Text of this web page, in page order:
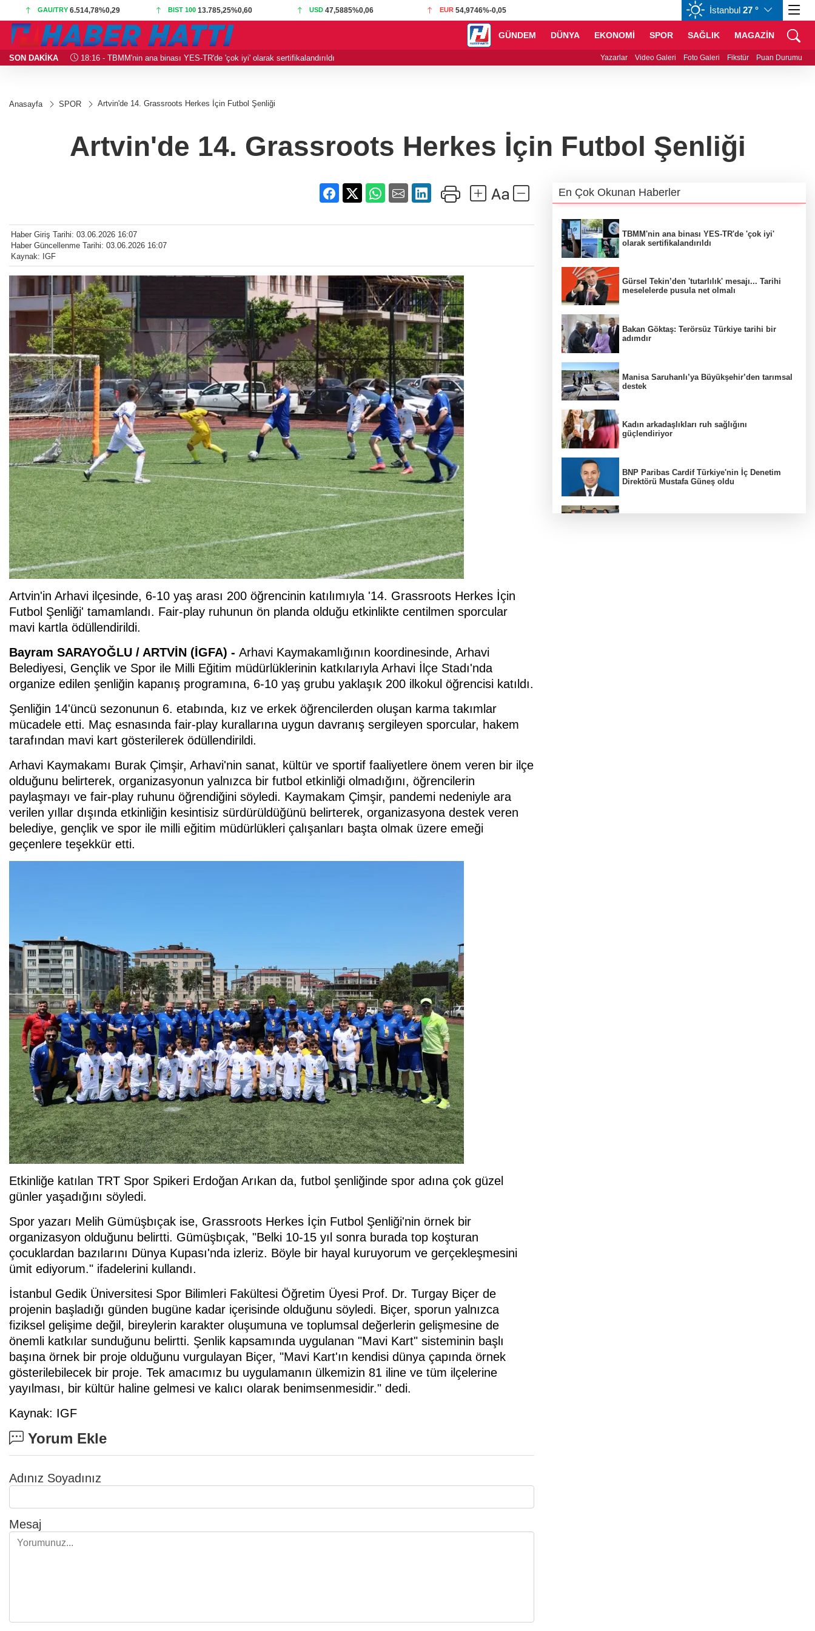
GAU/TRY 6.514,78%0,29 BIST 100 13.785,25%0,60 USD 47,5885%0,06 EUR 54,9746%-0,05 CHF 58,5999%-0,55
İstanbul 27 °
GÜNDEM DÜNYA EKONOMİ SPOR SAĞLIK MAGAZİN
SON DAKİKA 18:16 - TBMM'nin ana binası YES-TR'de 'çok iyi' olarak sertifikalandırıldı 18:02 - Gürsel Tekin’den 'tutarlılık' mesajı... Tarihi meselelerde pusula net olmalı
Yazarlar Video Galeri Foto Galeri Fikstür Puan Durumu
Anasayfa SPOR Artvin'de 14. Grassroots Herkes İçin Futbol Şenliği
Artvin'de 14. Grassroots Herkes İçin Futbol Şenliği
Haber Giriş Tarihi: 03.06.2026 16:07
Haber Güncellenme Tarihi: 03.06.2026 16:07
Kaynak: IGF
Artvin'in Arhavi ilçesinde, 6-10 yaş arası 200 öğrencinin katılımıyla '14. Grassroots Herkes İçin
Futbol Şenliği' tamamlandı. Fair-play ruhunun ön planda olduğu etkinlikte centilmen sporcular
mavi kartla ödüllendirildi.
Bayram SARAYOĞLU / ARTVİN (İGFA) - Arhavi Kaymakamlığının koordinesinde, Arhavi
Belediyesi, Gençlik ve Spor ile Milli Eğitim müdürlüklerinin katkılarıyla Arhavi İlçe Stadı'nda
organize edilen şenliğin kapanış programına, 6-10 yaş grubu yaklaşık 200 ilkokul öğrencisi katıldı.
Şenliğin 14'üncü sezonunun 6. etabında, kız ve erkek öğrencilerden oluşan karma takımlar
mücadele etti. Maç esnasında fair-play kurallarına uygun davranış sergileyen sporcular, hakem
tarafından mavi kart gösterilerek ödüllendirildi.
Arhavi Kaymakamı Burak Çimşir, Arhavi'nin sanat, kültür ve sportif faaliyetlere önem veren bir ilçe
olduğunu belirterek, organizasyonun yalnızca bir futbol etkinliği olmadığını, öğrencilerin
paylaşmayı ve fair-play ruhunu öğrendiğini söyledi. Kaymakam Çimşir, pandemi nedeniyle ara
verilen yıllar dışında etkinliğin kesintisiz sürdürüldüğünü belirterek, organizasyona destek veren
belediye, gençlik ve spor ile milli eğitim müdürlükleri çalışanları başta olmak üzere emeği
geçenlere teşekkür etti.
Etkinliğe katılan TRT Spor Spikeri Erdoğan Arıkan da, futbol şenliğinde spor adına çok güzel
günler yaşadığını söyledi.
Spor yazarı Melih Gümüşbıçak ise, Grassroots Herkes İçin Futbol Şenliği'nin örnek bir
organizasyon olduğunu belirtti. Gümüşbıçak, "Belki 10-15 yıl sonra burada top koşturan
çocuklardan bazılarını Dünya Kupası'nda izleriz. Böyle bir hayal kuruyorum ve gerçekleşmesini
ümit ediyorum." ifadelerini kullandı.
İstanbul Gedik Üniversitesi Spor Bilimleri Fakültesi Öğretim Üyesi Prof. Dr. Turgay Biçer de
projenin başladığı günden bugüne kadar içerisinde olduğunu söyledi. Biçer, sporun yalnızca
fiziksel gelişime değil, bireylerin karakter oluşumuna ve toplumsal değerlerin gelişmesine de
önemli katkılar sunduğunu belirtti. Şenlik kapsamında uygulanan "Mavi Kart" sisteminin başlı
başına örnek bir proje olduğunu vurgulayan Biçer, "Mavi Kart'ın kendisi dünya çapında örnek
gösterilebilecek bir proje. Tek amacımız bu uygulamanın ülkemizin 81 iline ve tüm ilçelerine
yayılması, bir kültür haline gelmesi ve kalıcı olarak benimsenmesidir." dedi.
Kaynak: IGF
Yorum Ekle
Adınız Soyadınız
Mesaj
En Çok Okunan Haberler
TBMM'nin ana binası YES-TR'de 'çok iyi'
olarak sertifikalandırıldı
Gürsel Tekin’den 'tutarlılık' mesajı... Tarihi
meselelerde pusula net olmalı
Bakan Göktaş: Terörsüz Türkiye tarihi bir
adımdır
Manisa Saruhanlı’ya Büyükşehir’den tarımsal
destek
Kadın arkadaşlıkları ruh sağlığını
güçlendiriyor
BNP Paribas Cardif Türkiye'nin İç Denetim
Direktörü Mustafa Güneş oldu